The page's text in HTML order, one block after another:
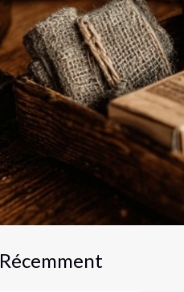
Récemment